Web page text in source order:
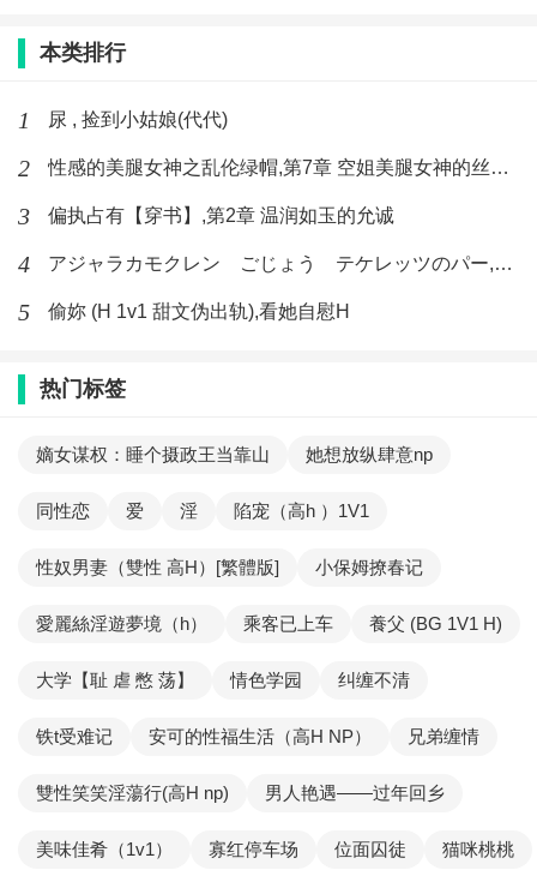
本类排行
1 尿 , 捡到小姑娘(代代)
2 性感的美腿女神之乱伦绿帽,第7章 空姐美腿女神的丝袜足交
3 偏执占有【穿书】,第2章 温润如玉的允诚
4 アジャラカモクレン ごじょう テケレッツのパー,【No. 42 Rube Goldberg Machine】十四
5 偷妳 (H 1v1 甜文伪出轨),看她自慰H
热门标签
嫡女谋权：睡个摄政王当靠山 她想放纵肆意np
同性恋 爱 淫 陷宠（高h ）1V1
性奴男妻（雙性 高H）[繁體版] 小保姆撩春记
愛麗絲淫遊夢境（h） 乘客已上车 養父 (BG 1V1 H)
大学【耻 虐 憋 荡】 情色学园 纠缠不清
铁t受难记 安可的性福生活（高H NP） 兄弟缠情
雙性笑笑淫蕩行(高H np) 男人艳遇——过年回乡
美味佳肴（1v1） 寡红停车场 位面囚徒 猫咪桃桃